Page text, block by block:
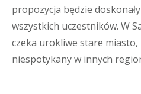
propozycja będzie
wszystkich uczestników. W
czeka urokliwe stare miasto,
niespotykany w innych